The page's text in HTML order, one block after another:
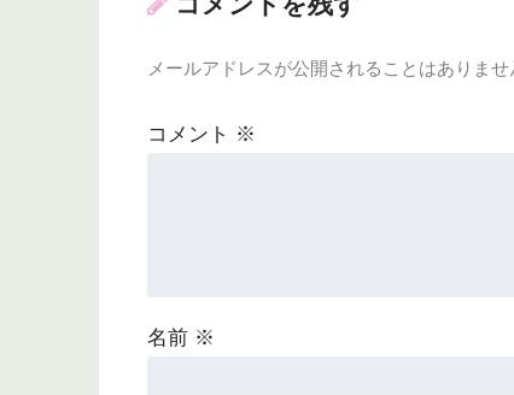
メールアドレスが公開されることはありませ
コメント ※
名前 ※